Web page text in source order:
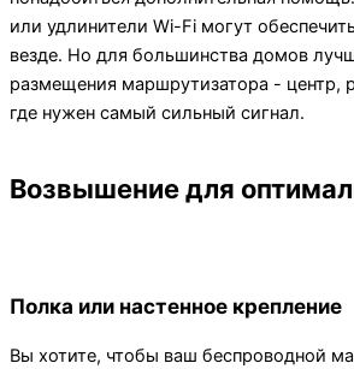
или удлинители Wi-Fi могут
везде. Но для большинства домов
размещения маршрутизатора - центр,
где нужен самый сильный сигнал.
Возвышение для
Полка или настенное крепление
Вы хотите, чтобы ваш беспроводной